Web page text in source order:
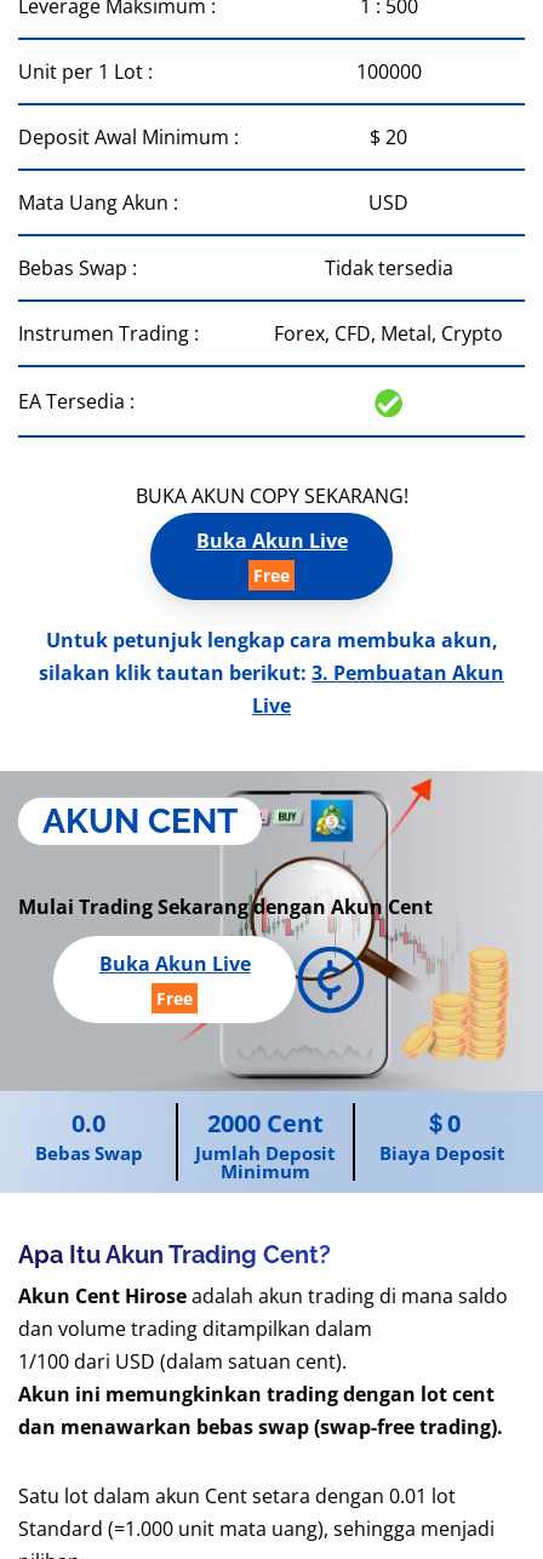
Leverage Maksimum : 1 : 500
Unit per 1 Lot : 100000
Deposit Awal Minimum : $ 20
Mata Uang Akun : USD
Bebas Swap : Tidak tersedia
Instrumen Trading : Forex, CFD, Metal, Crypto
EA Tersedia :
BUKA AKUN COPY SEKARANG!
Buka Akun Live
Untuk petunjuk lengkap cara membuka akun,
silakan klik tautan berikut: 3. Pembuatan Akun
Live
AKUN CENT
Mulai Trading Sekarang dengan Akun Cent
Buka Akun Live
0.0
Bebas Swap
2000 Cent
Jumlah Deposit
Minimum
＄0
Biaya Deposit
Apa Itu Akun Trading Cent?
Akun Cent Hiroseadalah akun trading di mana saldo
dan volume trading ditampilkan dalam
1/100 dari USD (dalam satuan cent).
Akun ini memungkinkan trading dengan lot cent
dan menawarkan bebas swap (swap-free trading).
Satu lot dalam akun Cent setara dengan 0.01 lot
Standard (=1.000 unit mata uang), sehingga menjadi